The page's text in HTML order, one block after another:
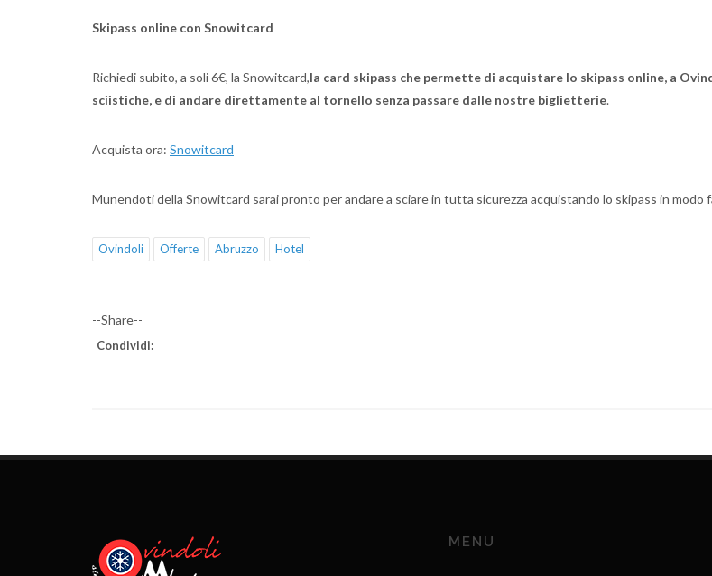
Skipass online con Snowitcard
Richiedi subito, a soli 6€, la Snowitcard,la card skipass che permette di acquistare lo skipass online, a
sciistiche, e di andare direttamente al tornello senza passare dalle nostre biglietterie.
Acquista ora: Snowitcard
Munendoti della Snowitcard sarai pronto per andare a sciare in tutta sicurezza acquistando lo skipass in modo
Ovindoli Offerte Abruzzo Hotel
--Share--
Condividi:
MENU